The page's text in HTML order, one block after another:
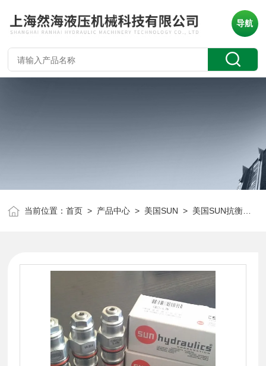
导航
当前位置：首页 > 产品中心 > 美国SUN > 美国SUN抗衡阀